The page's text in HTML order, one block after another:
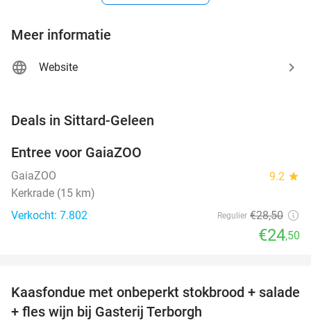
Meer informatie
Website
Deals in Sittard-Geleen
Entree voor GaiaZOO
GaiaZOO 9.2 star
Kerkrade (15 km)
Verkocht: 7.802
Regulier €28,50
€24,50
44%
Kaasfondue met onbeperkt stokbrood + salade
+ fles wijn bij Gasterij Terborgh